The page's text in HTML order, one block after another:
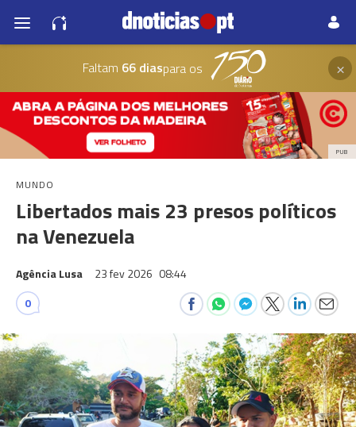
Faltam 66 diaspara os ×
PUB
MUNDO
Libertados mais 23 presos políticos
na Venezuela
Agência Lusa 23 fev 2026 08:44
0